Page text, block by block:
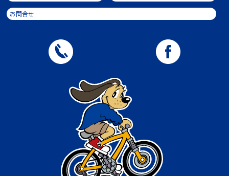
お問合せ